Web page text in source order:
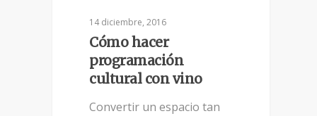
14 diciembre, 2016
Cómo hacer
programación
cultural con vino
Convertir un espacio tan